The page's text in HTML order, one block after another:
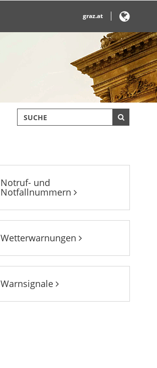
graz.at
Notruf- und
Notfallnummern
Wetterwarnungen
Warnsignale